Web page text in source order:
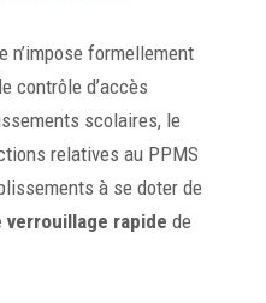
n’impose formellement
contrôle d’accès
scolaires, le
relatives au PPMS
à se doter de
rapide de